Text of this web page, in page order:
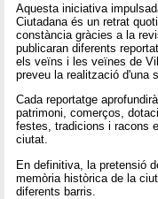
Aquesta iniciativa
Ciutadana és un retrat
constància gràcies a la
publicaran diferents
els veïns i les veïnes de
preveu la realització d'una
Cada reportatge
patrimoni, comerços,
festes, tradicions i racons
ciutat.
En definitiva, la pretensió
memòria històrica de la
diferents barris.